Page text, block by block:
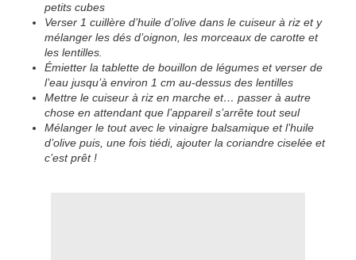
petits cubes
Verser 1 cuillère d’huile d’olive dans le cuiseur à riz et y
mélanger les dés d’oignon, les morceaux de carotte et
les lentilles.
Émietter la tablette de bouillon de légumes et verser de
l’eau jusqu’à environ 1 cm au-dessus des lentilles
Mettre le cuiseur à riz en marche et… passer à autre
chose en attendant que l’appareil s’arrête tout seul
Mélanger le tout avec le vinaigre balsamique et l’huile
d’olive puis, une fois tiédi, ajouter la coriandre ciselée et
c’est prêt !